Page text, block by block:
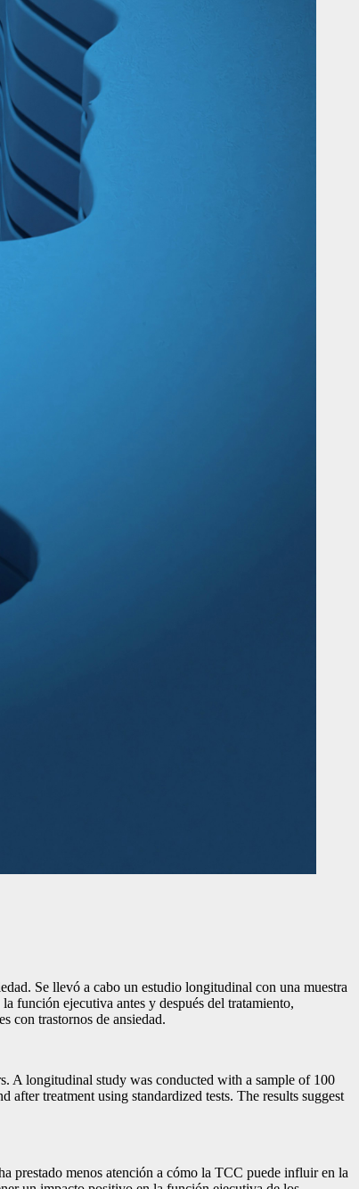
Se llevó a cabo un estudio longitudinal con una muestra
función ejecutiva antes y después del tratamiento,
con trastornos de ansiedad.
A longitudinal study was conducted with a sample of 100
treatment using standardized tests. The results suggest
prestado menos atención a cómo la TCC puede influir en la